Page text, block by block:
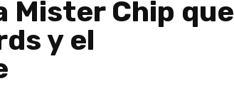
Mister Chip que
y el